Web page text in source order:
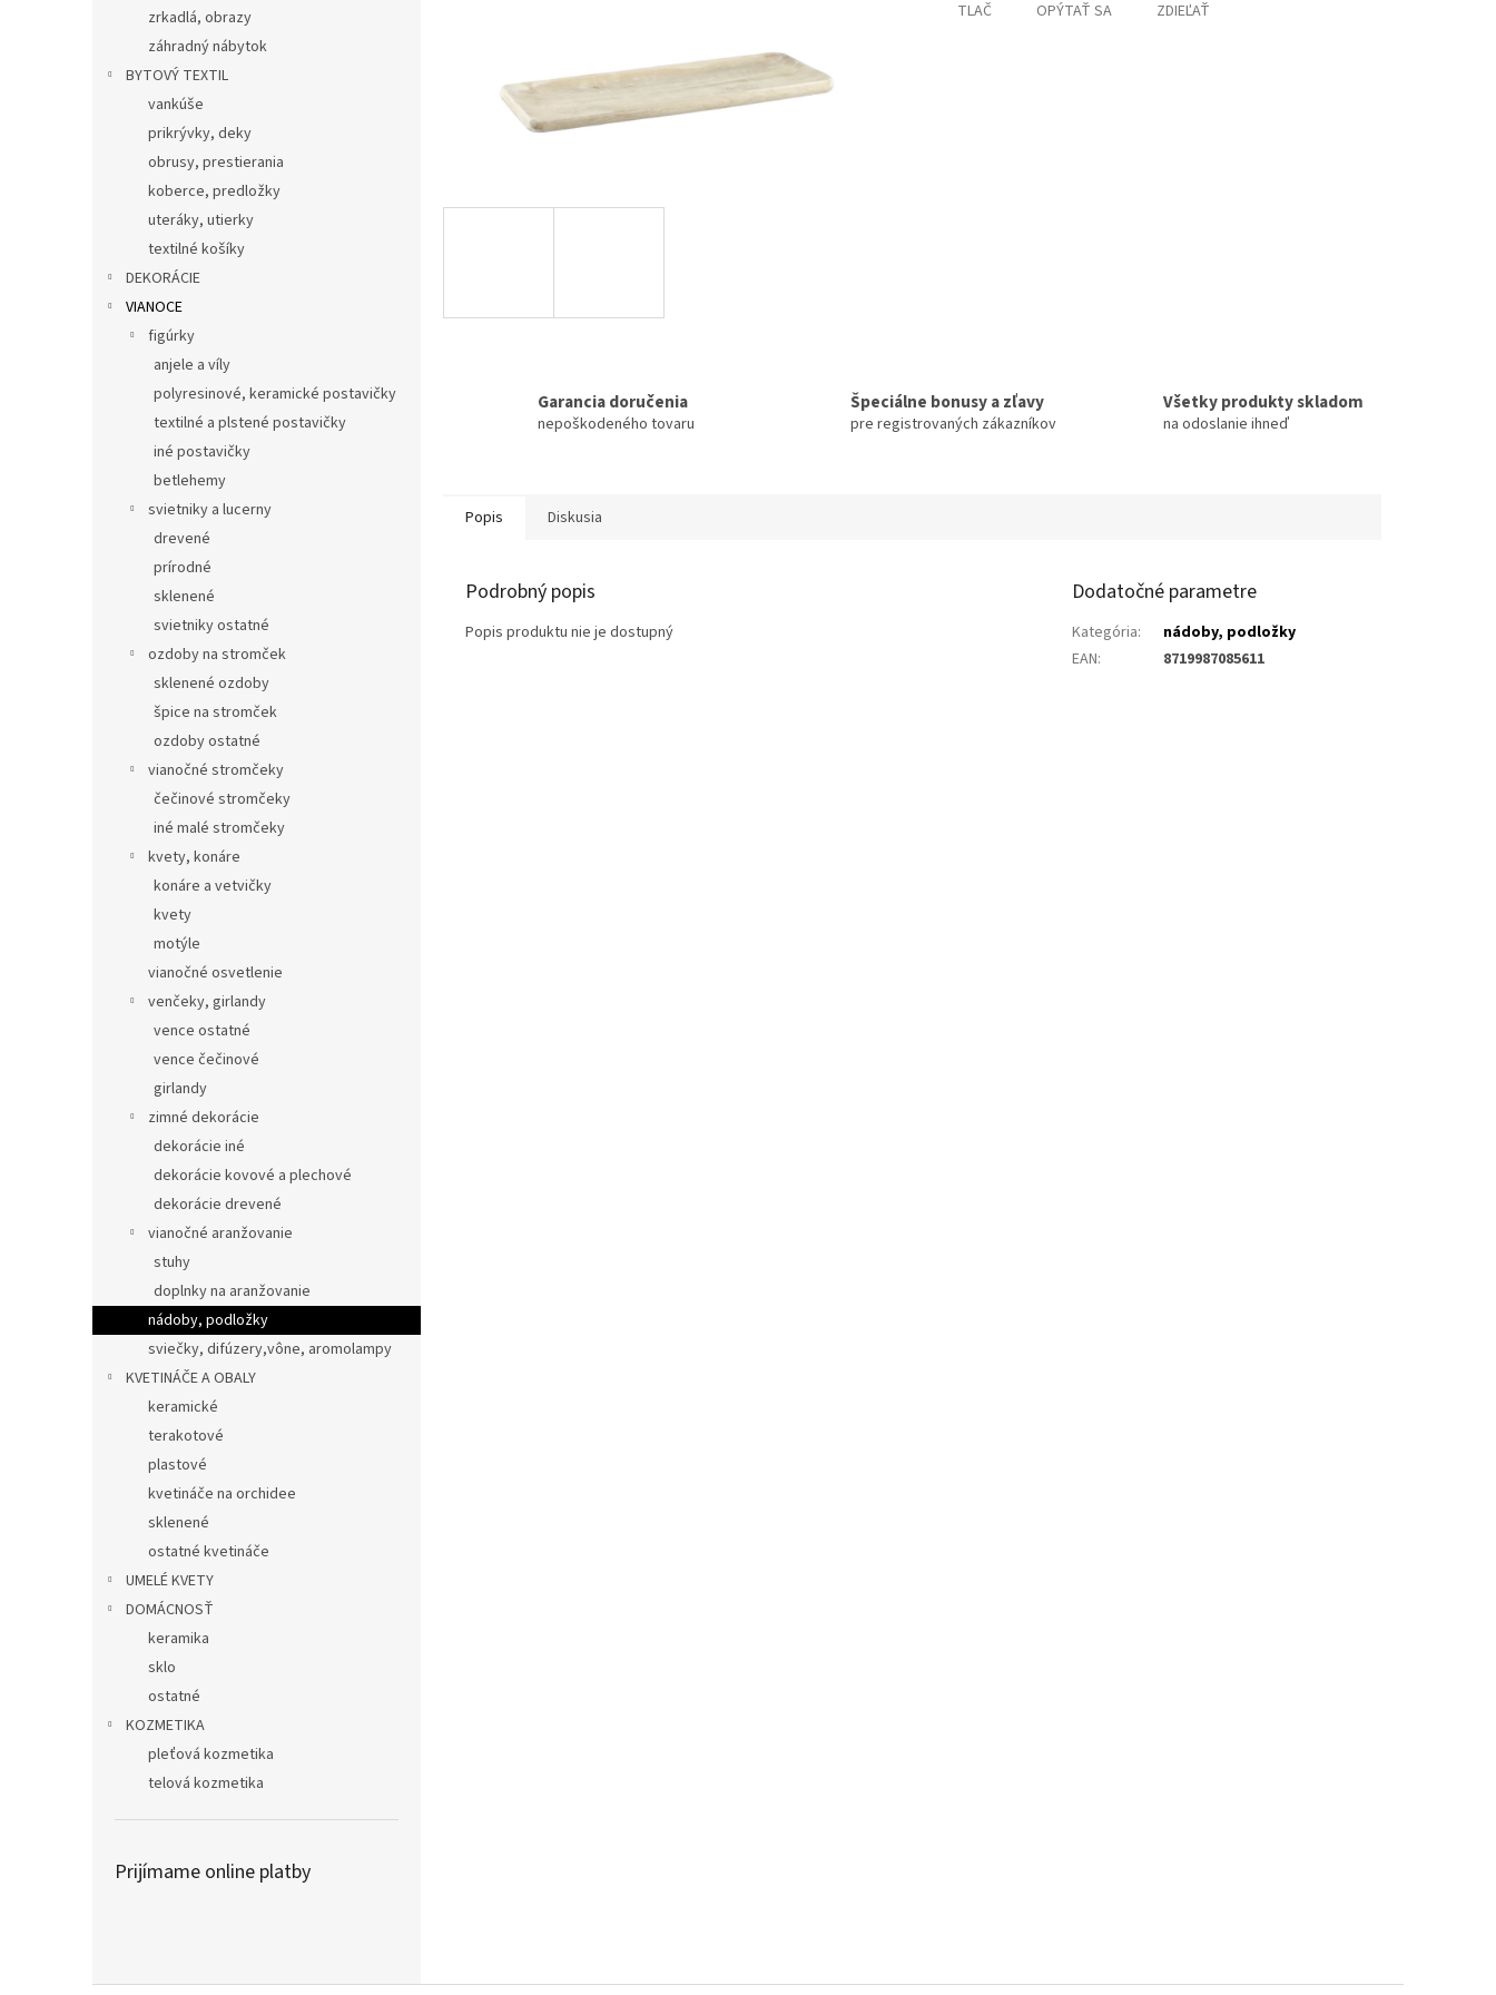
zrkadlá, obrazy
záhradný nábytok
BYTOVÝ TEXTIL
vankúše
prikrývky, deky
obrusy, prestierania
koberce, predložky
uteráky, utierky
textilné košíky
DEKORÁCIE
VIANOCE
figúrky
anjele a víly
polyresinové, keramické postavičky
textilné a plstené postavičky
iné postavičky
betlehemy
svietniky a lucerny
drevené
prírodné
sklenené
svietniky ostatné
ozdoby na stromček
sklenené ozdoby
špice na stromček
ozdoby ostatné
vianočné stromčeky
čečinové stromčeky
iné malé stromčeky
kvety, konáre
konáre a vetvičky
kvety
motýle
vianočné osvetlenie
venčeky, girlandy
vence ostatné
vence čečinové
girlandy
zimné dekorácie
dekorácie iné
dekorácie kovové a plechové
dekorácie drevené
vianočné aranžovanie
stuhy
doplnky na aranžovanie
nádoby, podložky
sviečky, difúzery,vône, aromolampy
KVETINÁČE A OBALY
keramické
terakotové
plastové
kvetináče na orchidee
sklenené
ostatné kvetináče
UMELÉ KVETY
DOMÁCNOSŤ
keramika
sklo
ostatné
KOZMETIKA
pleťová kozmetika
telová kozmetika
Prijímame online platby
TLAČ OPÝTAŤ SA ZDIEĽAŤ
Garancia doručenia
nepoškodeného tovaru
Špeciálne bonusy a zľavy
pre registrovaných zákazníkov
Všetky produkty skladom
na odoslanie ihneď
Popis Diskusia
Podrobný popis
Popis produktu nie je dostupný
Dodatočné parametre
Kategória:
nádoby, podložky
EAN: 8719987085611